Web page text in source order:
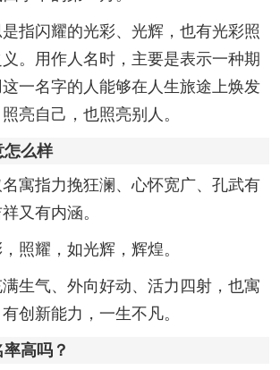
是指闪耀的光彩、光辉，也有光彩照
。用作人名时，主要是表示一种期
一名字的人能够在人生旅途上焕发
亮自己，也照亮别人。
怎么样
名寓指力挽狂澜、心怀宽广、孔武有
又有内涵。
照耀，如光辉，辉煌。
生气、外向好动、活力四射，也寓
创新能力，一生不凡。
高吗？